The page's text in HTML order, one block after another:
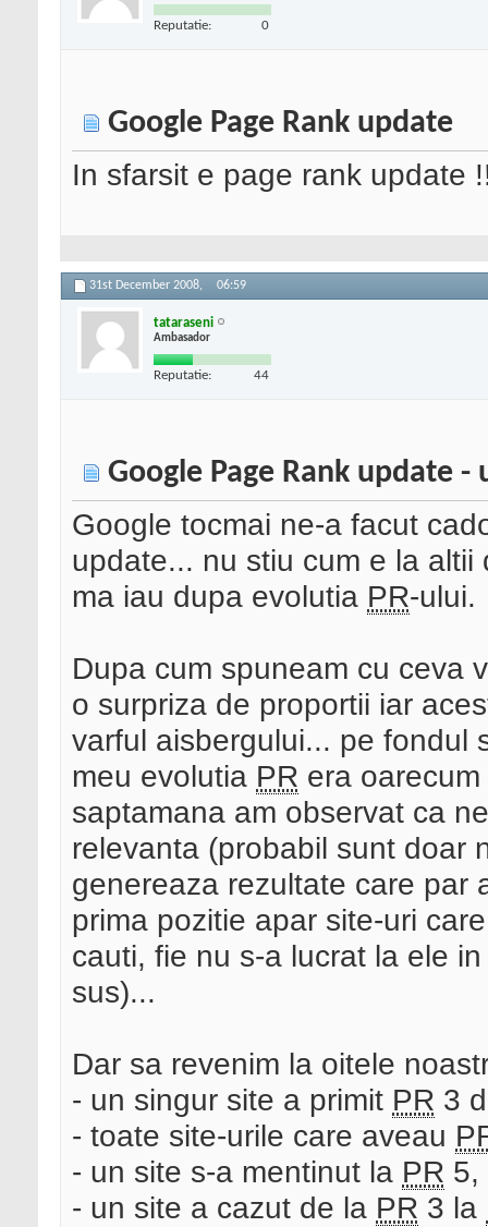
Reputatie: 0
Google Page Rank update
In sfarsit e page rank update
31st December 2008, 06:59
tataraseni
Ambasador
Reputatie: 44
Google Page Rank update -
Google tocmai ne-a facut
update... nu stiu cum e la
ma iau dupa evolutia PR-ului.
Dupa cum spuneam cu ceva
o surpriza de proportii iar
varful aisbergului... pe fondul
meu evolutia PR era
saptamana am observat ca
relevanta (probabil sunt doar
genereaza rezultate care par
prima pozitie apar site-uri
cauti, fie nu s-a lucrat la ele
sus)...
Dar sa revenim la oitele
- un singur site a primit PR 3
- toate site-urile care aveau
- un site s-a mentinut la PR
- un site a cazut de la PR 3 la